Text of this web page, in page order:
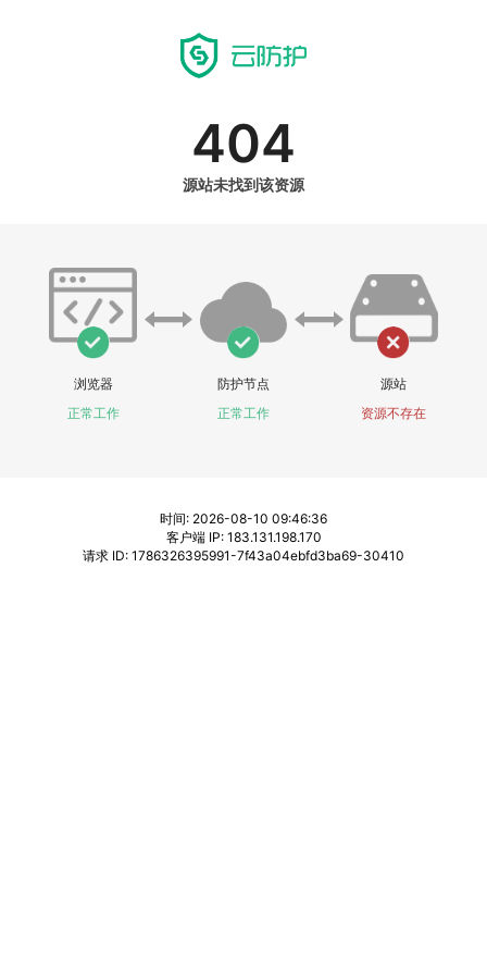
404
源站未找到该资源
浏览器
正常工作
防护节点
正常工作
源站
资源不存在
时间: 2026-08-10 09:46:36
客户端 IP: 183.131.198.170
请求 ID: 1786326395991-7f43a04ebfd3ba69-30410